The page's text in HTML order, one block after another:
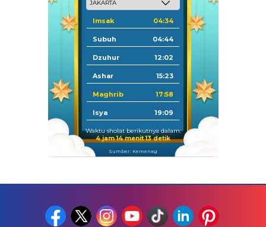
Imsak 04:34
Subuh 04:44
Dzuhur 12:02
Ashar 15:23
Maghrib 17:58
Isya 19:09
Waktu sholat berikutnya dalam:
4 jam 14 menit 12 detik
Sumber: Kemenag